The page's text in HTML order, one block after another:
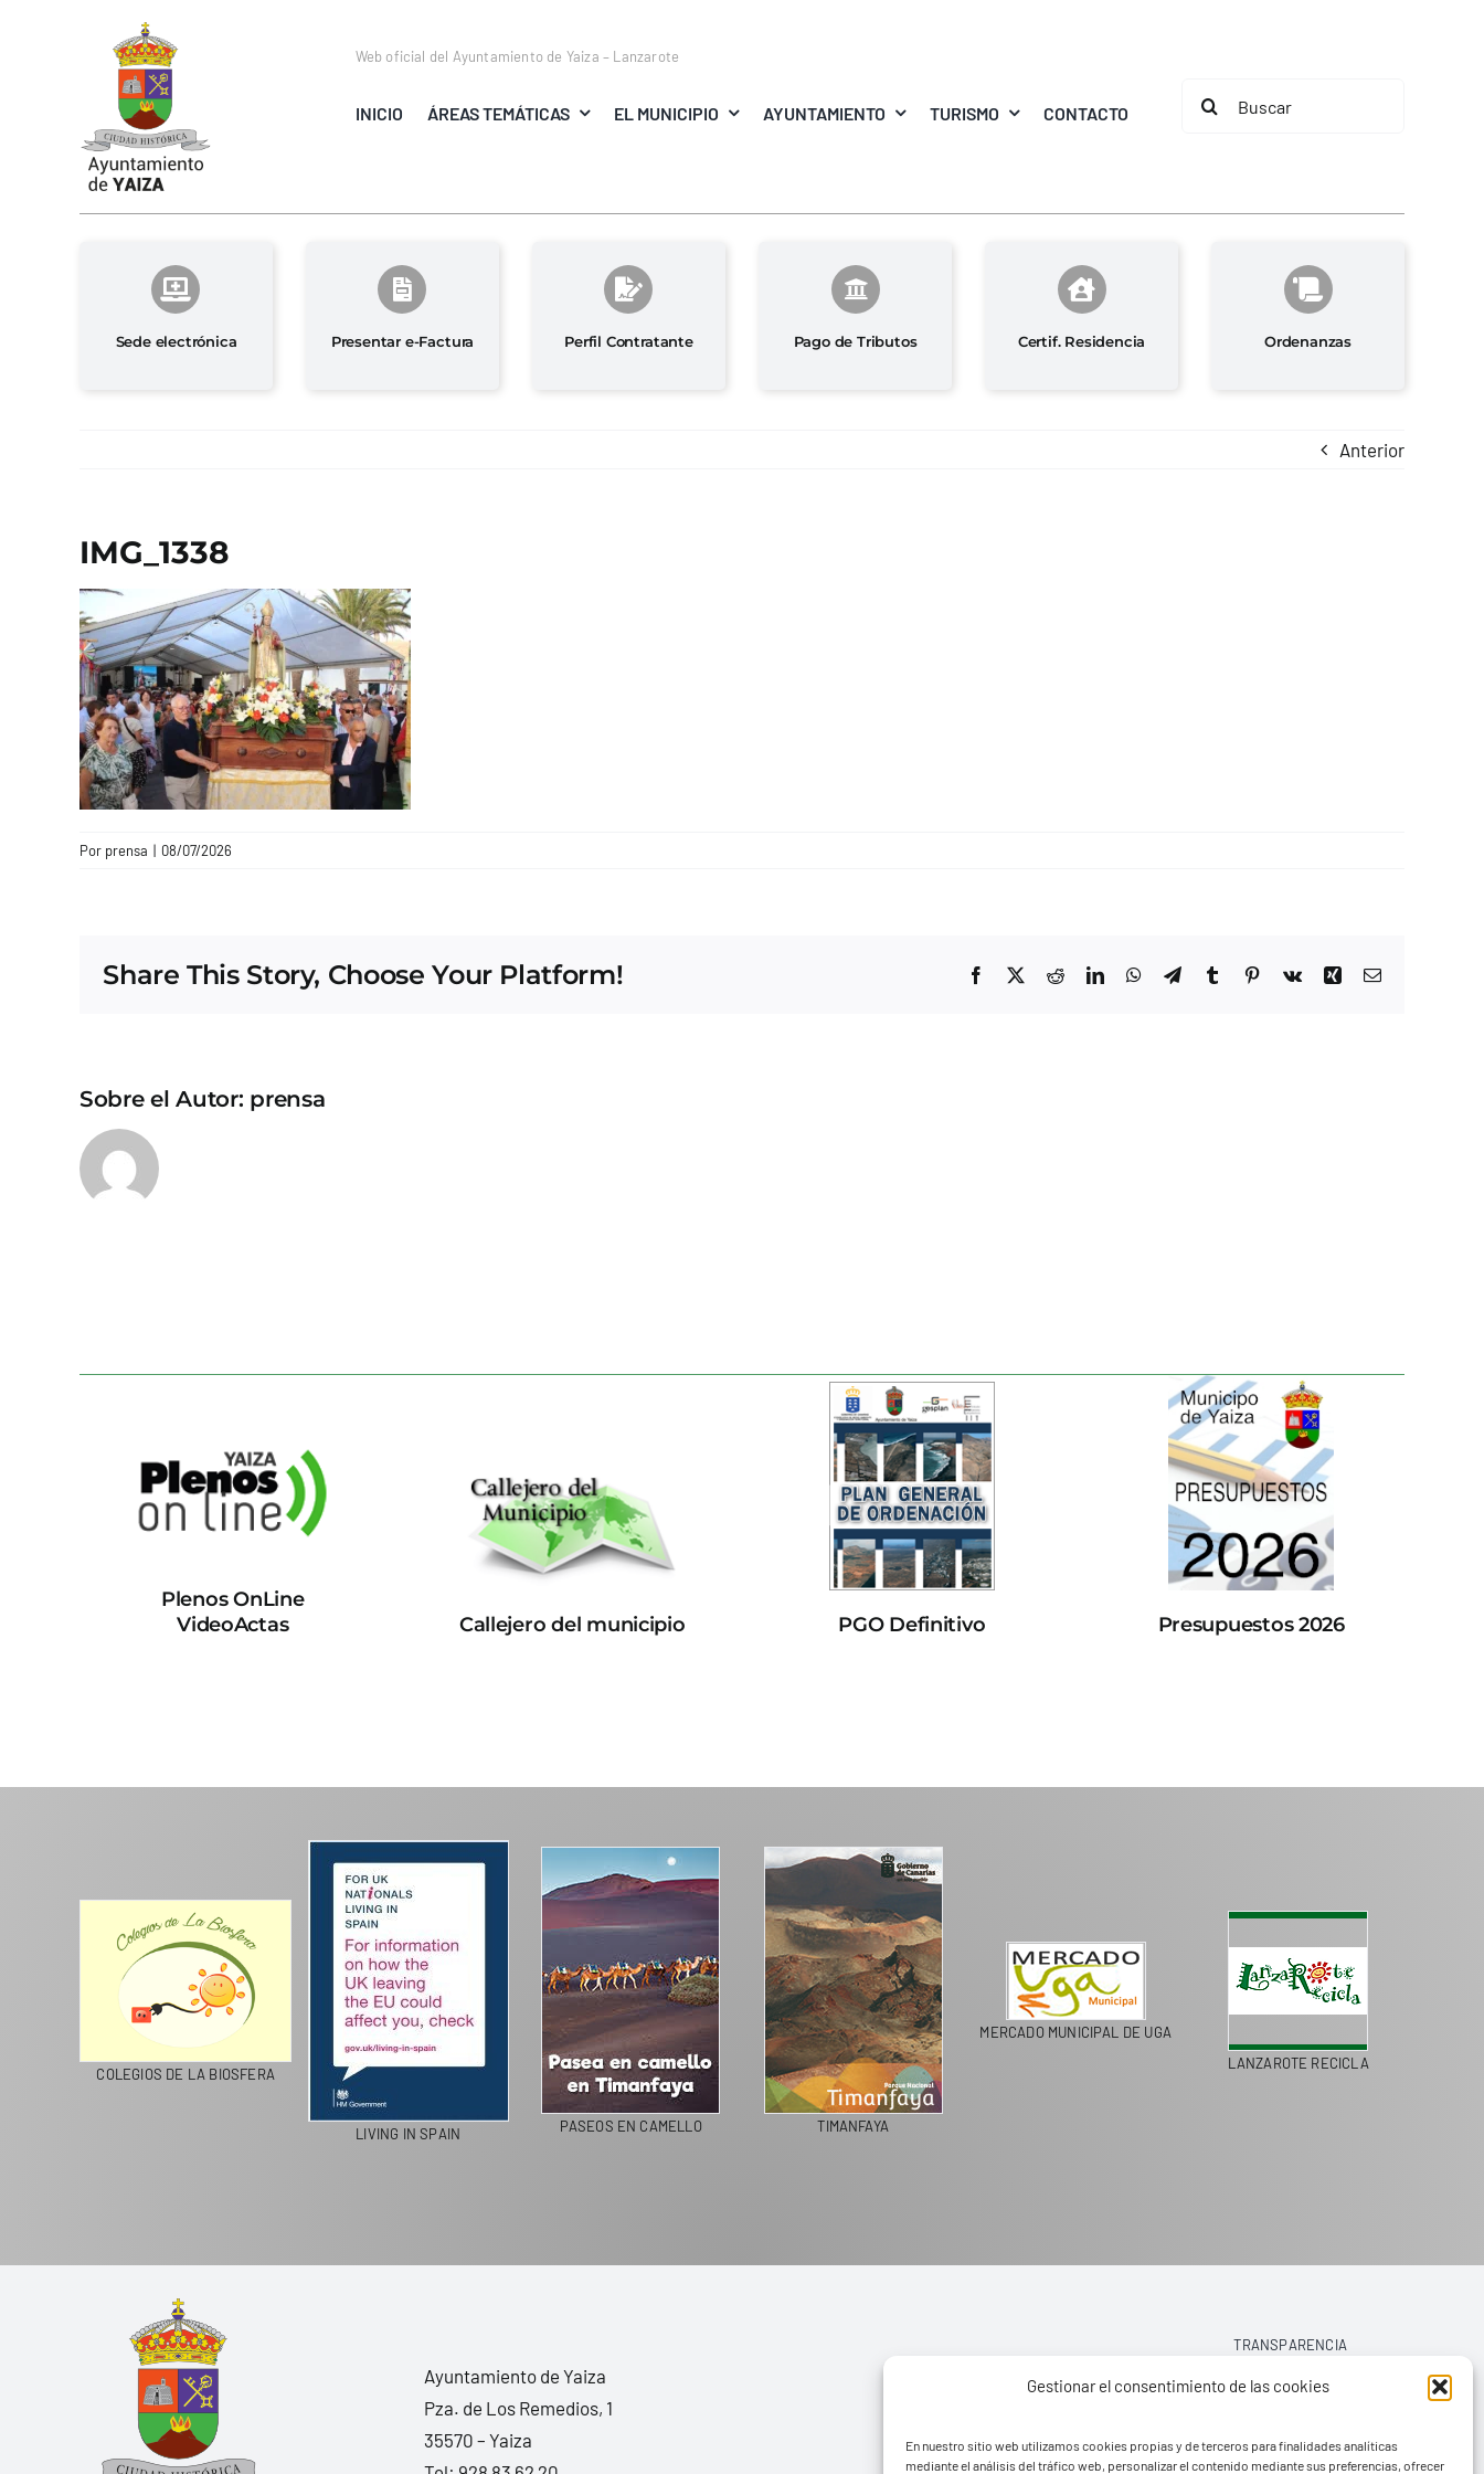
Gestionar el consentimiento de las cookies
En nuestro sitio web utilizamos cookies propias y de terceros para finalidades analíticas
mediante el análisis del tráfico web, personalizar el contenido mediante sus preferencias, ofrecer
Web oficial del Ayuntamiento de Yaiza – Lanzarote
INICIO ÁREAS TEMÁTICAS EL MUNICIPIO AYUNTAMIENTO TURISMO CONTACTO
Buscar:
Sede electrónica Presentar e-Factura Perfil Contratante Pago de Tributos Certif. Residencia Ordenanzas
Anterior
IMG_1338
Por prensa | 08/07/2026
Share This Story, Choose Your Platform! Facebook
X RedditLinkedInWhatsApp
TelegramTumblrPinterest
Vk Xing Correo
Sobre el Autor: prensa
Plenos OnLine
VideoActas
Callejero del municipio PGO Definitivo Presupuestos 2026
COLEGIOS DE LA BIOSFERA
LIVING IN SPAIN PASEOS EN CAMELLO TIMANFAYA
MERCADO MUNICIPAL DE UGA
LANZAROTE RECICLA
Ayuntamiento de Yaiza
Pza. de Los Remedios, 1
35570 – Yaiza
TRANSPARENCIA
AVISO LEGAL
POLÍTICA DE PRIVACIDAD